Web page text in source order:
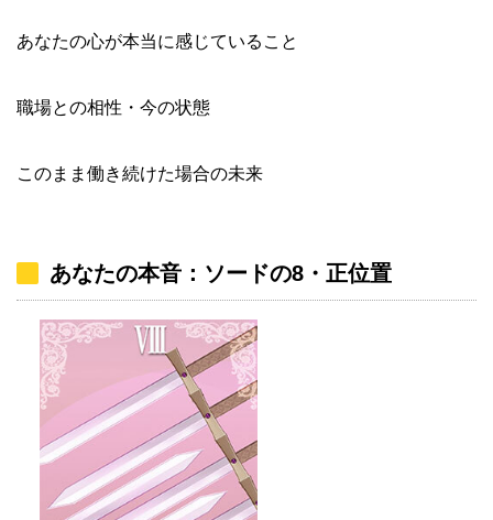
あなたの心が本当に感じていること
職場との相性・今の状態
このまま働き続けた場合の未来
あなたの本音：ソードの8・正位置